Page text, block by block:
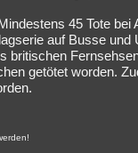
45 Tote bei
auf Busse und
britischen
getötet worden.